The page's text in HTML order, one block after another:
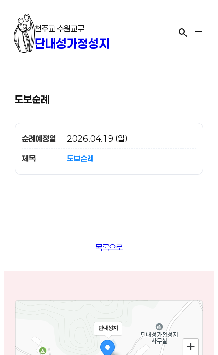
천주교 수원교구
단내성가정성지 search
도보순례
순례예정일 2026.04.19 (일)
제목 도보순례
목록으로
단내성지